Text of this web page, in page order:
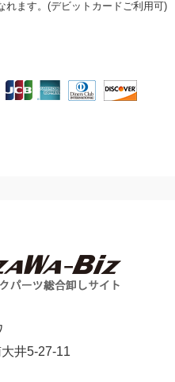
れます。(デビットカードご利用可)
井5-27-11